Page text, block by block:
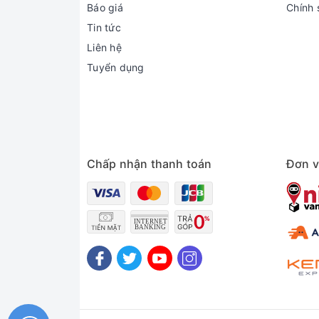
Báo giá
Tin tức
Liên hệ
Tuyển dụng
Chính
Chấp nhận thanh toán Đơn